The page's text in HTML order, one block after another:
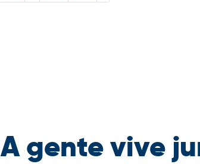
A gente vive